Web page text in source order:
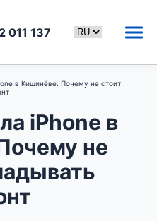
011 137
в Кишинёве: Почему не стоит
iPhone в
не